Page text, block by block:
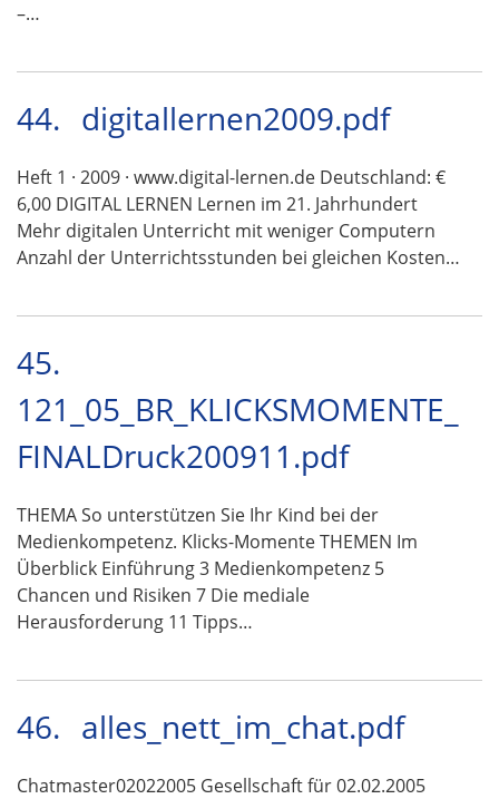
–…
44. digitallernen2009.pdf
Heft 1 · 2009 · www.digital-lernen.de Deutschland: €
6,00 DIGITAL LERNEN Lernen im 21. Jahrhundert
Mehr digitalen Unterricht mit weniger Computern
Anzahl der Unterrichtsstunden bei gleichen Kosten…
45.
121_05_BR_KLICKSMOMENTE_
FINALDruck200911.pdf
THEMA So unterstützen Sie Ihr Kind bei der
Medienkompetenz. Klicks-Momente THEMEN Im
Überblick Einführung 3 Medienkompetenz 5
Chancen und Risiken 7 Die mediale
Herausforderung 11 Tipps…
46. alles_nett_im_chat.pdf
Chatmaster02022005 Gesellschaft für 02.02.2005